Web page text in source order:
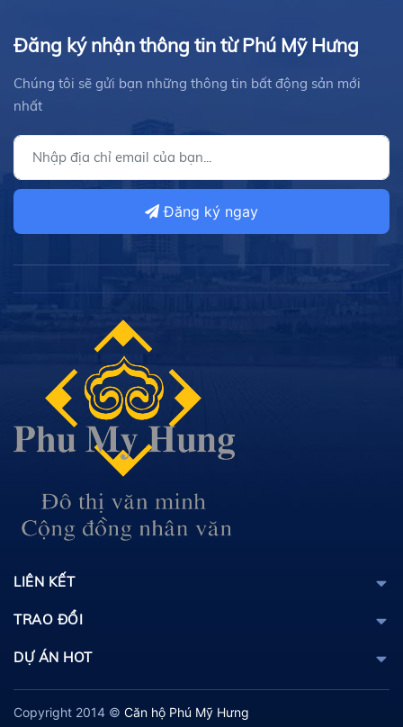
Đăng ký nhận thông tin từ Phú Mỹ Hưng
Chúng tôi sẽ gửi bạn những thông tin bất động sản mới
nhất
Đăng ký ngay
LIÊN KẾT
TRAO ĐỔI
DỰ ÁN HOT
Copyright 2014 © Căn hộ Phú Mỹ Hưng